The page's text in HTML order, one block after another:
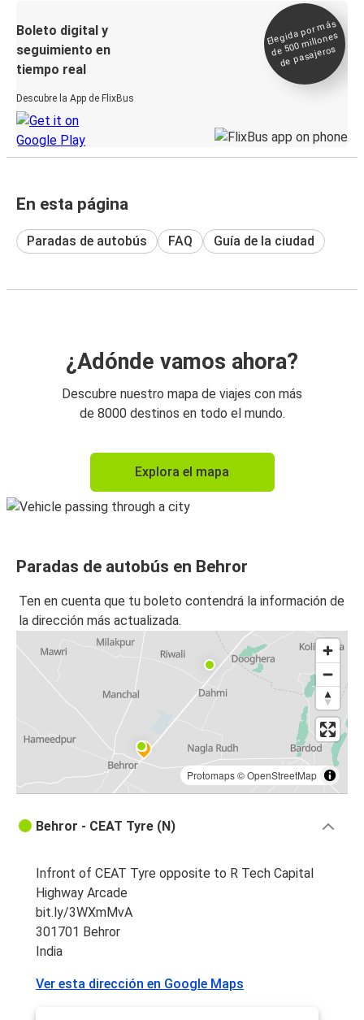
Boleto digital y
seguimiento en
tiempo real
Descubre la App de FlixBus
Elegida por
más
de 500
millones
de pasajeros
En esta página
Paradas de autobús FAQ Guía de la ciudad
¿Adónde vamos ahora?
Descubre nuestro mapa de viajes con más
de 8000 destinos en todo el mundo.
Explora el mapa
Paradas de autobús en Behror
Ten en cuenta que tu boleto contendrá la información de
la dirección más actualizada.
Protomaps©OpenStreetMap
Behror - CEAT Tyre (N)
Infront of CEAT Tyre opposite to R Tech Capital
Highway Arcade
bit.ly/3WXmMvA
301701 Behror
India
Ver esta dirección en Google Maps